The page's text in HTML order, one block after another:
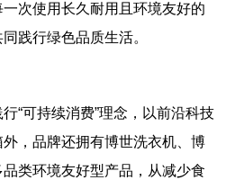
次使用长久耐用且环境友好的
践行绿色品质生活。
“可持续消费”理念，以前沿科技
，品牌还拥有博世洗衣机、博
类环境友好型产品，从减少食